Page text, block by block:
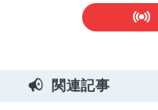
関連記事